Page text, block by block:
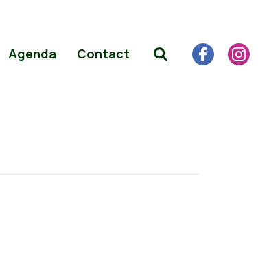
Agenda Contact